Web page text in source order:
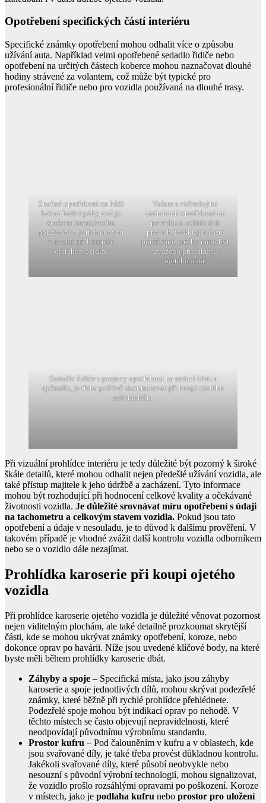
Opotřebení specifických částí interiéru
Specifické známky opotřebení mohou odhalit více o způsobu
užívání auta. Například velmi opotřebené sedadlo řidiče nebo
opotřebení na určitých částech koberce mohou naznačovat dlouhé
hodiny strávené za volantem, což může být typické pro
profesionální řidiče nebo pro vozidla používaná na dlouhé trasy.
Značné opotřebení na kůži
kolem řadicí páky, což je
znakem intenzivního
používání a je třeba to vzít
v úvahu při kontrole
ojetého vozidla.
Volant s viditelnými
známkami opotřebení na
povrchu a ovládacích
prvcích, indikující časté
používání, což by mělo být
zváženo při nákupu
ojetého auta.
Sedadlo řidiče s projevy opotřebení na sedací části a
opěradle, je třeba pečlivě zkontrolovat při koupi ojetého
automobilu.
Při vizuální prohlídce interiéru je tedy důležité být pozorný k široké
škále detailů, které mohou odhalit nejen předešlé užívání vozidla, ale
také přístup majitele k jeho údržbě a zacházení. Tyto informace
mohou být rozhodující při hodnocení celkové kvality a očekávané
životnosti vozidla. Je důležité srovnávat míru opotřebení s údaji
na tachometru a celkovým stavem vozidla. Pokud jsou tato
opotřebení a údaje v nesouladu, je to důvod k dalšímu prověření. V
takovém případě je vhodné zvážit další kontrolu vozidla odborníkem
nebo se o vozidlo dále nezajímat.
Prohlídka karoserie při koupi ojetého
vozidla
Při prohlídce karoserie ojetého vozidla je důležité věnovat pozornost
nejen viditelným plochám, ale také detailně prozkoumat skrytější
části, kde se mohou ukrývat známky opotřebení, koroze, nebo
dokonce oprav po havárii. Níže jsou uvedené klíčové body, na které
byste měli během prohlídky karoserie dbát.
Záhyby a spoje – Specifická místa, jako jsou záhyby
karoserie a spoje jednotlivých dílů, mohou skrývat podezřelé
známky, které běžně při rychlé prohlídce přehlédnete.
Podezřelé spoje mohou být indikací oprav po nehodě. V
těchto místech se často objevují nepravidelnosti, které
neodpovídají původnímu výrobnímu standardu.
Prostor kufru – Pod čalouněním v kufru a v oblastech, kde
jsou svařované díly, je také třeba provést důkladnou kontrolu.
Jakékoli svařované díly, které působí neobvykle nebo
nesouzní s původní výrobní technologií, mohou signalizovat,
že vozidlo prošlo rozsáhlými opravami po poškození. Koroze
v místech, jako je podlaha kufru nebo prostor pro uložení